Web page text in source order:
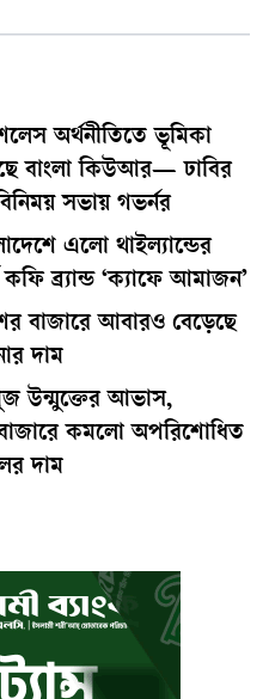
অর্থনীতিতে ভূমিকা
বাংলা কিউআর— ঢাবির
সভায় গভর্নর
এলো থাইল্যান্ডের
কফি ব্র্যান্ড ‘ক্যাফে আমাজন’
বাজারে আবারও বেড়েছে
দাম
উন্মুক্তের আভাস,
কমলো অপরিশোধিত
দাম